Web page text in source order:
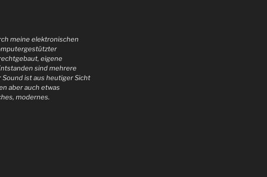
meine elektronischen
eigene
sind mehrere
Sound ist aus heutiger Sicht
aber auch etwas
modernes.